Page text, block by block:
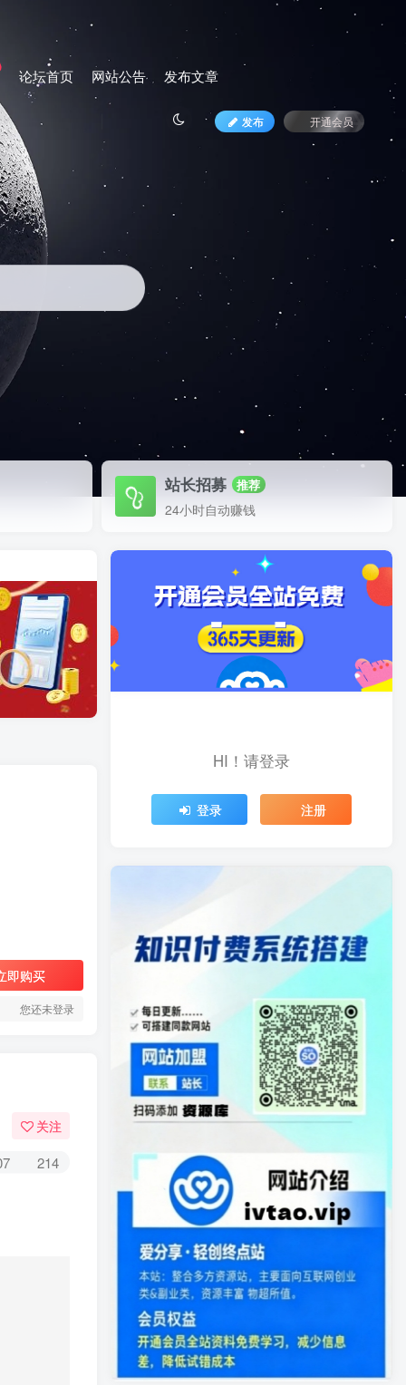
论坛首页 网站公告 发布文章
发布 开通会员
站长招募 推荐
24小时自动赚钱
即购买
您还未登录
关注
214
HI！请登录
登录 注册